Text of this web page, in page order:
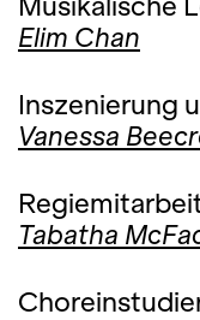
Elim Chan
Inszenierung
Vanessa
Tabatha